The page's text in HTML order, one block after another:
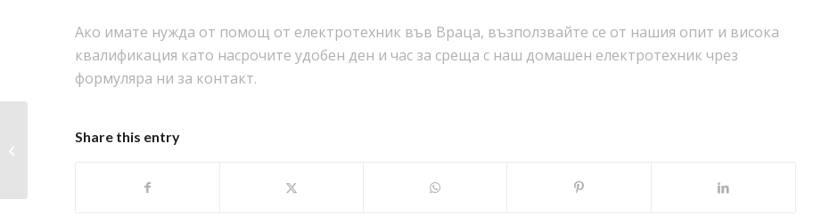
Ако имате нужда от помощ от електротехник във Враца, възползвайте се от нашия опит и висока
квалификация като насрочите удобен ден и час за среща с наш домашен електротехник чрез
формуляра ни за контакт.
Share this entry
Как се поправя ключ